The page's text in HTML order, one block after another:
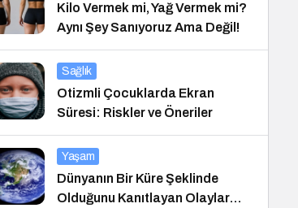
Kilo Vermek mi, Yağ Vermek mi?
Aynı Şey Sanıyoruz Ama Değil!
Sağlık
Otizmli Çocuklarda Ekran
Süresi: Riskler ve Öneriler
Yaşam
Dünyanın Bir Küre Şeklinde
Olduğunu Kanıtlayan Olaylar